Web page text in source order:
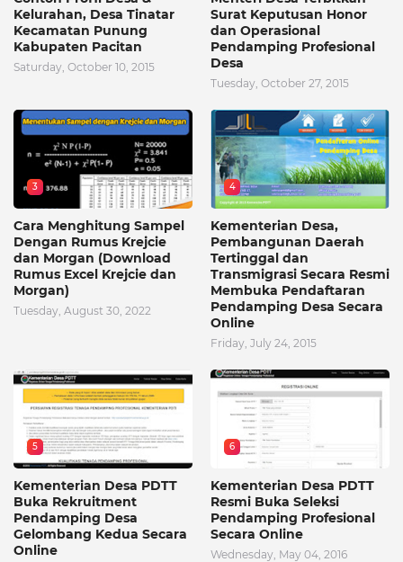
Kelurahan, Desa Tinatar
Kecamatan Punung
Kabupaten Pacitan
Saturday, October 10, 2015
Surat Keputusan Honor
dan Operasional
Pendamping Profesional
Desa
Tuesday, October 27, 2015
3
Cara Menghitung Sampel
Dengan Rumus Krejcie
dan Morgan (Download
Rumus Excel Krejcie dan
Morgan)
Tuesday, August 30, 2022
4
Kementerian Desa,
Pembangunan Daerah
Tertinggal dan
Transmigrasi Secara Resmi
Membuka Pendaftaran
Pendamping Desa Secara
Online
Friday, July 24, 2015
5
Kementerian Desa PDTT
Buka Rekruitment
Pendamping Desa
Gelombang Kedua Secara
Online
6
Kementerian Desa PDTT
Resmi Buka Seleksi
Pendamping Profesional
Secara Online
Wednesday, May 04, 2016